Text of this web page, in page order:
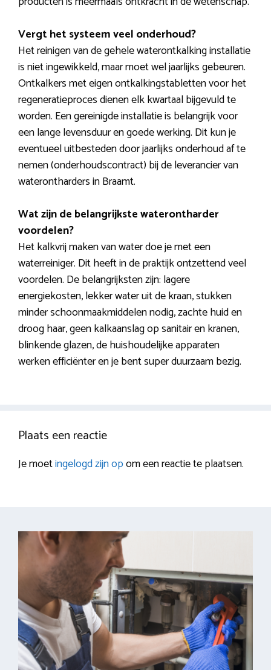
Vergt het systeem veel onderhoud?
Het reinigen van de gehele waterontkalking installatie
is niet ingewikkeld, maar moet wel jaarlijks gebeuren.
Ontkalkers met eigen ontkalkingstabletten voor het
regeneratieproces dienen elk kwartaal bijgevuld te
worden. Een gereinigde installatie is belangrijk voor
een lange levensduur en goede werking. Dit kun je
eventueel uitbesteden door jaarlijks onderhoud af te
nemen (onderhoudscontract) bij de leverancier van
waterontharders in Braamt.
Wat zijn de belangrijkste waterontharder
voordelen?
Het kalkvrij maken van water doe je met een
waterreiniger. Dit heeft in de praktijk ontzettend veel
voordelen. De belangrijksten zijn: lagere
energiekosten, lekker water uit de kraan, stukken
minder schoonmaakmiddelen nodig, zachte huid en
droog haar, geen kalkaanslag op sanitair en kranen,
blinkende glazen, de huishoudelijke apparaten
werken efficiënter en je bent super duurzaam bezig.
Plaats een reactie
Je moetingelogd zijn opom een reactie te plaatsen.